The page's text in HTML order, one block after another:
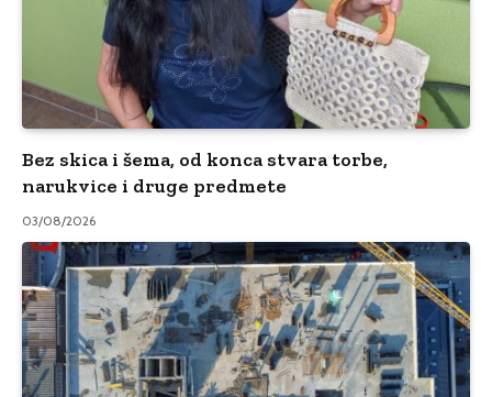
Bez skica i šema, od konca stvara torbe,
narukvice i druge predmete
03/08/2026